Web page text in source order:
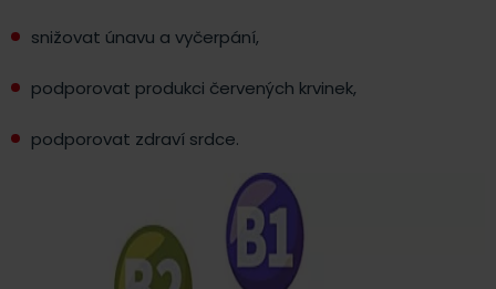
snižovat únavu a vyčerpání,
podporovat produkci červených krvinek,
podporovat zdraví srdce.